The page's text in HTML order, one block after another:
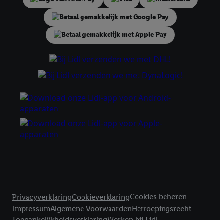
PrivacyverklaringCookieverklaringCookies beheren
ImpressumAlgemene VoorwaardenHerroepingsrecht
samengevoegd met andere identifiers of met identifiers die
door Criteo S.A. aan jou zijn toegewezen.
Als je hiervoor toestemming geeft, dan kunnen retargeting
eerder interesse hebt getoond (bijvoorbeeld door het product
in een winkelmandje van een online winkel te plaatsen maar het
niet te kopen). De retargeting advertenties kunnen op
verschillende eindapparaten en binnen verschillende Lidl-
diensten worden weergegeven, als verschillende eindapparaten
en Lidl-diensten, met behulp van jouw gehashte e-mailadres en
met eventuele andere identifiers of met identifiers waarover
Criteo S.A. beschikt, aan jou kunnen worden toegewezen.
Door te klikken op "Weigeren", kies je voor de optie dat er enkel
technisch noodzakelijke cookies en vergelijkbare technieken